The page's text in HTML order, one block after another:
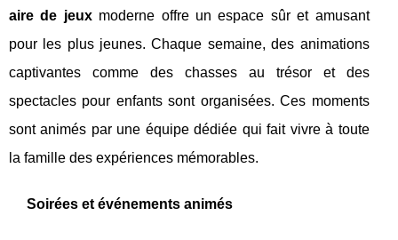
aire de jeuxmoderne offre un espace sûr et amusant
pour les plus jeunes. Chaque semaine, des animations
captivantes comme des chasses au trésor et des
spectacles pour enfants sont organisées. Ces moments
sont animés par une équipe dédiée qui fait vivre à toute
la famille des expériences mémorables.
Soirées et événements animés